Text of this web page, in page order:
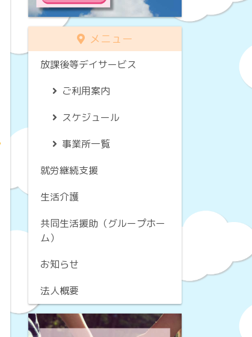
メニュー
放課後等デイサービス
ご利用案内
スケジュール
事業所一覧
就労継続支援
生活介護
共同生活援助（グループホー
ム）
お知らせ
法人概要